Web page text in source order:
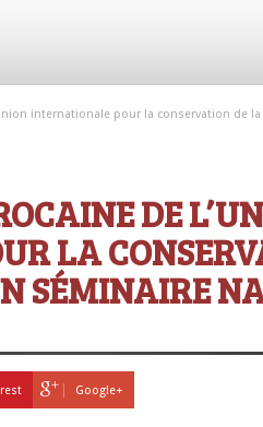
internationale pour la conservation de
DE
LA
SÉMINAIRE
Google+